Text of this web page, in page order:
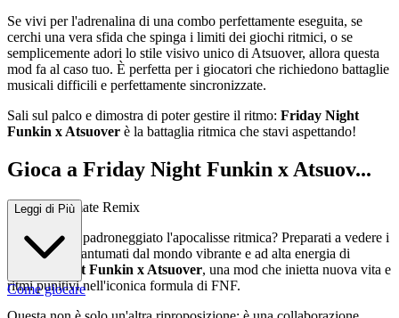
Se vivi per l'adrenalina di una combo perfettamente eseguita, se
cerchi una vera sfida che spinga i limiti dei giochi ritmici, o se
semplicemente adori lo stile visivo unico di Atsuover, allora questa
mod fa al caso tuo. È perfetta per i giocatori che richiedono battaglie
musicali difficili e perfettamente sincronizzate.
Sali sul palco e dimostra di poter gestire il ritmo: Friday Night
Funkin x Atsuover è la battaglia ritmica che stavi aspettando!
Gioca a Friday Night Funkin x Atsuov...
er: The Ultimate Remix
Pensi di aver padroneggiato l'apocalisse ritmica? Preparati a vedere i
tuoi riflessi frantumati dal mondo vibrante e ad alta energia di
Friday Night Funkin x Atsuover, una mod che inietta nuova vita e
ritmi punitivi nell'iconica formula di FNF.
Leggi di Più
Come giocare